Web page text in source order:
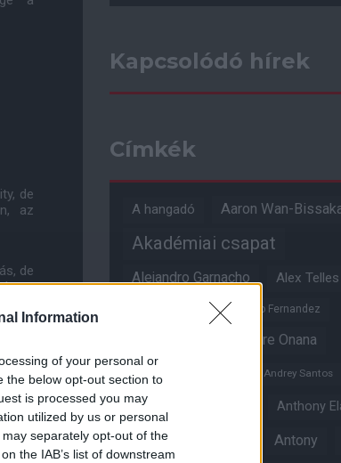
Information
of your personal or
the below opt-out section to
is processed you may
utilized by us or personal
separately opt-out of the
the IAB’s list of downstream
de
az
de
hogy
Kapcsolódó hírek
Címkék
A hangadó Aaron Wan-
Akadémiai csapat
Alejandro Garnacho Alex Telles
Alvaro Fernandez
Andre Onana
Andreas Pereira
Andrey Santos
Angol válogatott Anthony
Anthony Martial Antony